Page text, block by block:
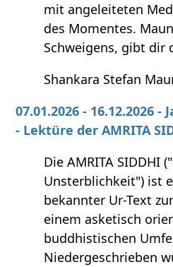
mit angeleiteten
des Momentes.
Schweigens, gibt dir
Shankara Stefan
07.01.2026 - 16.12.2026
- Lektüre der AMRITA
Die AMRITA SIDDHI
Unsterblichkeit") ist
bekannter Ur-Text
einem asketisch
buddhistischen
Niedergeschrieben